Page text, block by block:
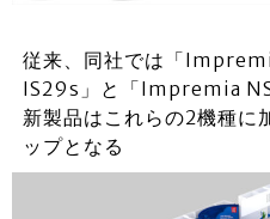
従来、同社では「
IS29s」と「Impremia
新製品はこれらの2機種に
ップとなる